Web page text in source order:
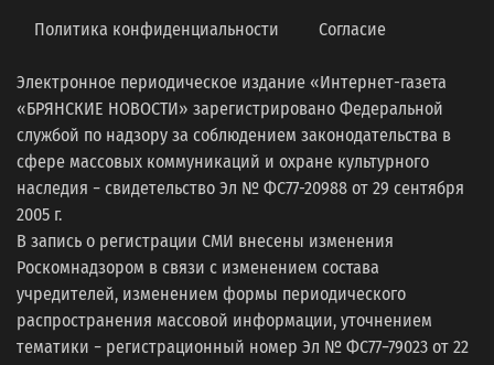
Политика конфиденциальности Согласие
Электронное периодическое издание «Интернет-газета
«БРЯНСКИЕ НОВОСТИ» зарегистрировано Федеральной
службой по надзору за соблюдением законодательства в
сфере массовых коммуникаций и охране культурного
наследия − свидетельство Эл № ФС77-20988 от 29 сентября
2005 г.
В запись о регистрации СМИ внесены изменения
Роскомнадзором в связи с изменением состава
учредителей, изменением формы периодического
распространения массовой информации, уточнением
тематики − регистрационный номер Эл № ФС77−79023 от 22